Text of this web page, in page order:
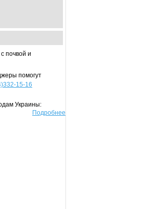
почвой и
помогут
15-16
Украины:
Подробнее